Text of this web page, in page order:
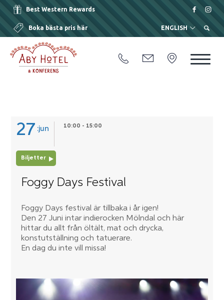
Best Western Rewards
Boka bästa pris här ENGLISH
27 jun 10:00 - 15:00
Biljetter
Foggy Days Festival
Foggy Days festival är tillbaka i år igen!
Den 27 Juni intar indierocken Mölndal och här
hittar du allt från öltält, mat och drycka,
konstutställning och tatuerare.